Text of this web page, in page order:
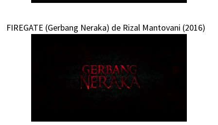
FIREGATE (Gerbang Neraka) de Rizal Mantovani (2016)